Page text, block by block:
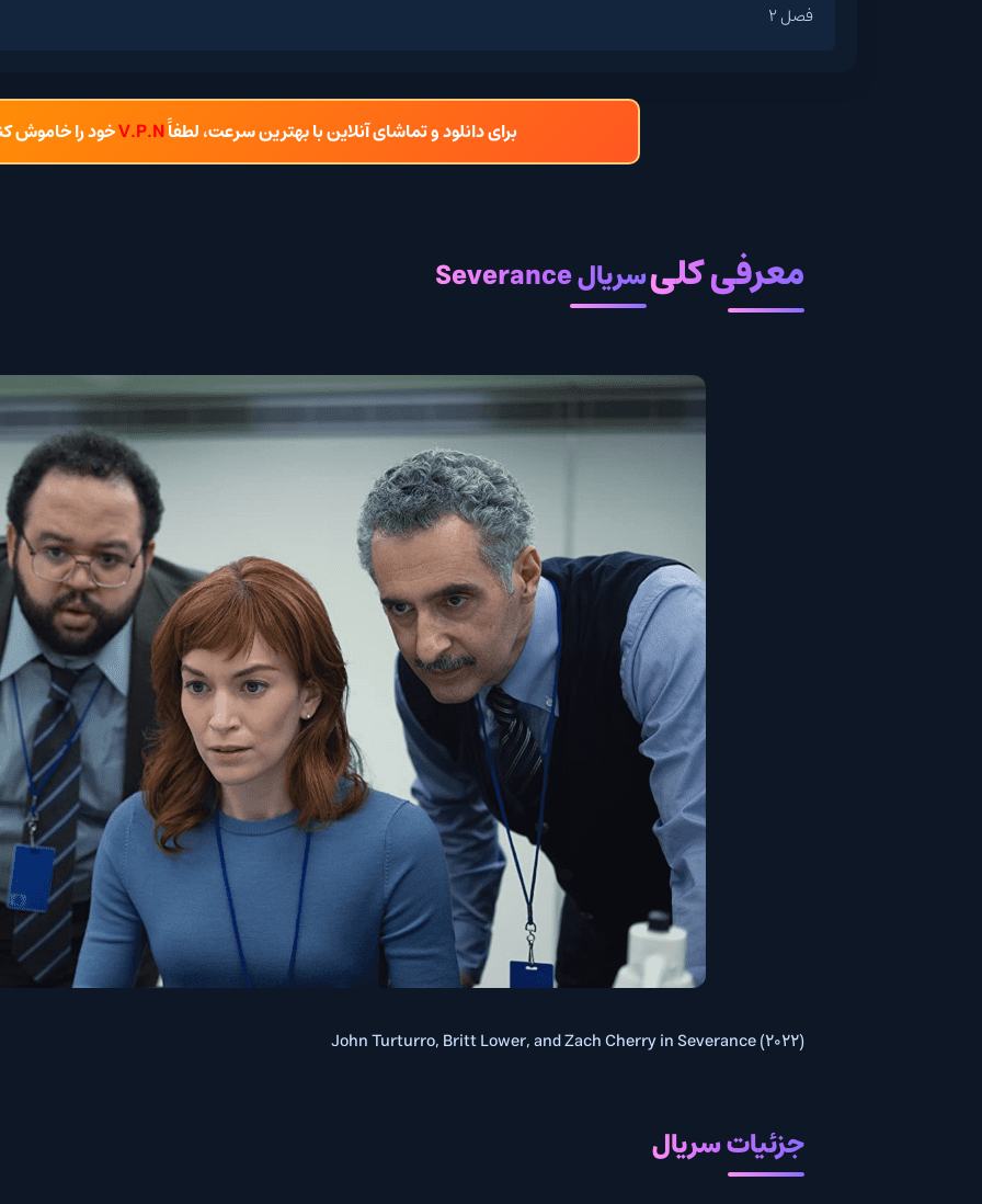
فصل 2
برای دانلود و تماشای آنلاین با بهترین سرعت، لطفاًV.P.Nخود را خاموش
معرفی کلیسریال Severance
John Turturro, Britt Lower, and Zach Cherry in Severance (2022)
جزئیات سریال